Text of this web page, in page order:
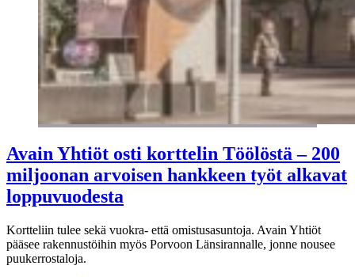
Avain Yhtiöt osti korttelin Töölöstä – 200
miljoonan arvoisen hankkeen työt alkavat
loppuvuodesta
Kortteliin tulee sekä vuokra- että omistusasuntoja. Avain Yhtiöt
pääsee rakennustöihin myös Porvoon Länsirannalle, jonne nousee
puukerrostaloja.